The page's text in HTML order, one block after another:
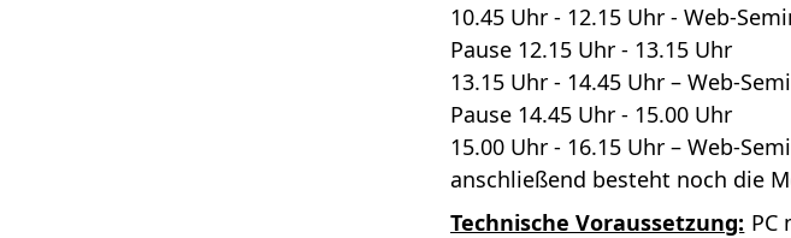
10.45 Uhr - 12.15 Uhr - Web-
Pause 12.15 Uhr - 13.15 Uhr
13.15 Uhr - 14.45 Uhr – Web-
Pause 14.45 Uhr - 15.00 Uhr
15.00 Uhr - 16.15 Uhr – Web-
anschließend besteht noch die
Technische Voraussetzung: PC